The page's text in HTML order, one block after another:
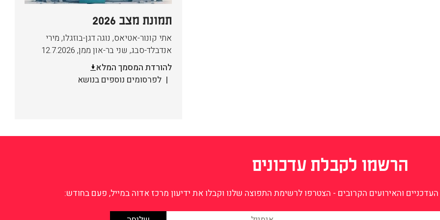
תמונת מצב 2026
אתי קונור-אטיאס, נוגה דגן-בוזגלו, מירי
אנדבלד-סבג, שני בר-און ממן,
12.7.2026
להורדת המסמך המלא
לפרסומים נוספים בנושא
הרשמו לקבלת עדכונים
והאירועים הקרובים - הצטרפו לרשימת התפוצה שלנו וקבלו את ידיעון מרכז אדוה במייל, פעם בחודש: